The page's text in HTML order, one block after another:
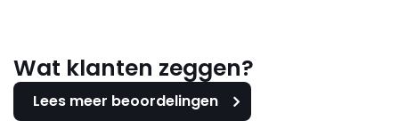
Wat klanten zeggen?
Lees meer beoordelingen